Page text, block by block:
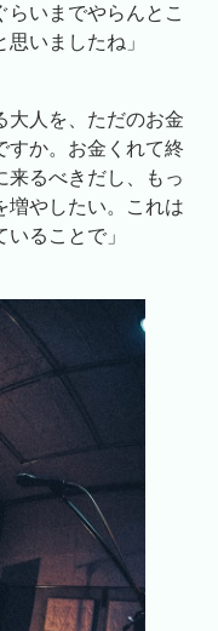
いまでやらんとこ
いましたね」
大人を、ただのお金
すか。お金くれて終
来るべきだし、もっ
増やしたい。これは
ることで」